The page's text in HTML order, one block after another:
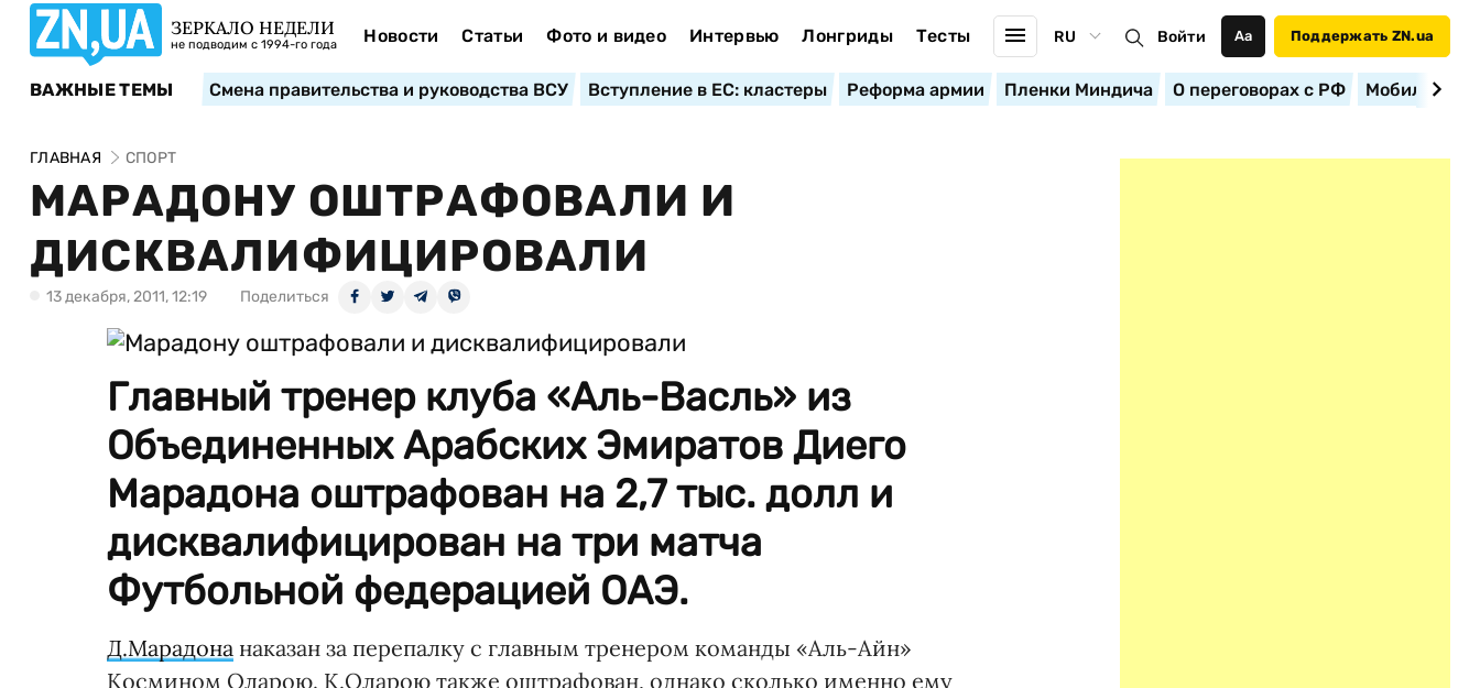
ЗЕРКАЛО НЕДЕЛИ
не подводим с 1994-го года Новости Статьи Фото и видео Интервью Лонгриды Тесты RU Войти Аа Поддержать ZN.ua
ВАЖНЫЕ ТЕМЫ Смена правительства и руководства ВСУ Вступление в ЕС: кластеры Реформа армии Пленки Миндича О переговорах с РФ
ГЛАВНАЯ СПОРТ
МАРАДОНУ ОШТРАФОВАЛИ И
ДИСКВАЛИФИЦИРОВАЛИ
13 декабря, 2011, 12:19 Поделиться
Главный тренер клуба «Аль-Васль» из
Объединенных Арабских Эмиратов Диего
Марадона оштрафован на 2,7 тыс. долл и
дисквалифицирован на три матча
Футбольной федерацией ОАЭ.
Д.Марадона наказан за перепалку с главным тренером команды «Аль-Айн»
Космином Оларою. К.Оларою также оштрафован, однако сколько именно ему